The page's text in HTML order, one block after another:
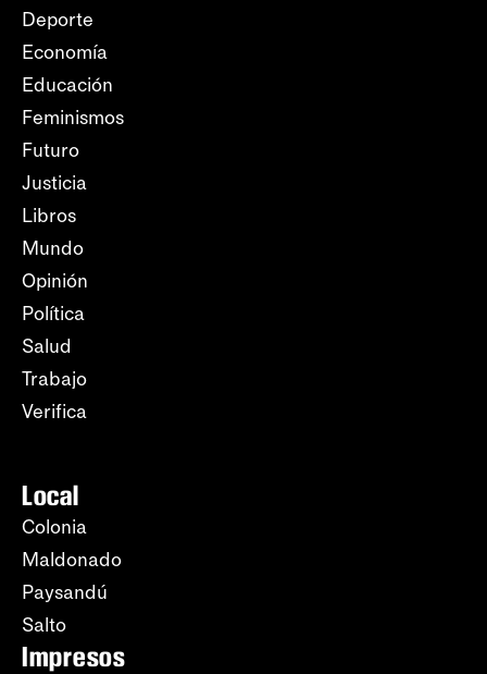
Deporte
Economía
Educación
Feminismos
Futuro
Justicia
Libros
Mundo
Opinión
Política
Salud
Trabajo
Verifica
Local
Colonia
Maldonado
Paysandú
Salto
Impresos